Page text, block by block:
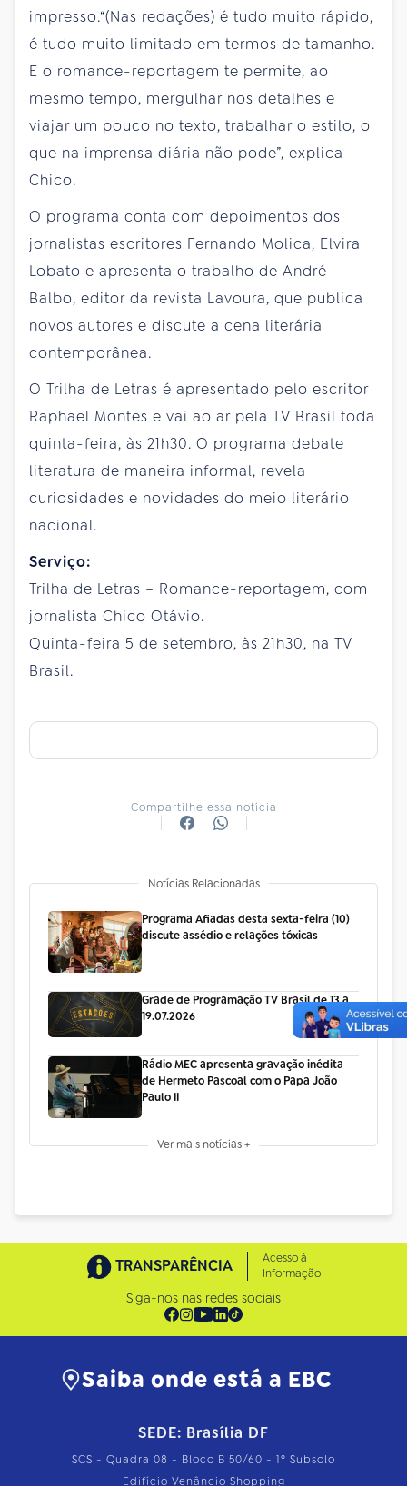
impresso.“(Nas redações) é tudo muito rápido,
é tudo muito limitado em termos de tamanho.
E o romance-reportagem te permite, ao
mesmo tempo, mergulhar nos detalhes e
viajar um pouco no texto, trabalhar o estilo, o
que na imprensa diária não pode”, explica
Chico.
O programa conta com depoimentos dos
jornalistas escritores Fernando Molica, Elvira
Lobato e apresenta o trabalho de André
Balbo, editor da revista Lavoura, que publica
novos autores e discute a cena literária
contemporânea.
O Trilha de Letras é apresentado pelo escritor
Raphael Montes e vai ao ar pela TV Brasil toda
quinta-feira, às 21h30. O programa debate
literatura de maneira informal, revela
curiosidades e novidades do meio literário
nacional.
Serviço:
Trilha de Letras – Romance-reportagem, com
jornalista Chico Otávio.
Quinta-feira 5 de setembro, às 21h30, na TV
Brasil.
Compartilhe essa notícia
Notícias Relacionadas
Programa Afiadas desta sexta-feira (10)
discute assédio e relações tóxicas
Grade de Programação TV Brasil de 13 a
19.07.2026
Rádio MEC apresenta gravação inédita
de Hermeto Pascoal com o Papa João
Paulo II
Ver mais notícias +
TRANSPARÊNCIA
Acesso à
Informação
Siga-nos nas redes sociais
Saiba onde está a EBC
SEDE: Brasília DF
SCS - Quadra 08 - Bloco B 50/60 - 1º Subsolo
Edifício Venâncio Shopping